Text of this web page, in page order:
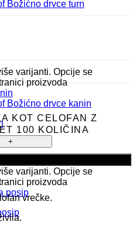
varijanti. Opcije se
proizvoda
varijanti. Opcije se
proizvoda
KOT CELOFAN Z
100 KOLIČINA
vrečke.